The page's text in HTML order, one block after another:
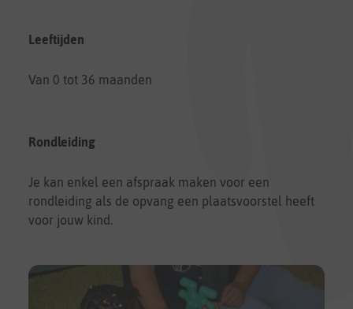
Leeftijden
Van 0 tot 36 maanden
Rondleiding
Je kan enkel een afspraak maken voor een
rondleiding als de opvang een plaatsvoorstel heeft
voor jouw kind.